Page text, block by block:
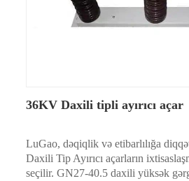
36KV Daxili tipli ayırıcı açar
LuGao, dəqiqlik və etibarlılığa
Daxili Tip Ayırıcı açarların
seçilir. GN27-40.5 daxili yüksək